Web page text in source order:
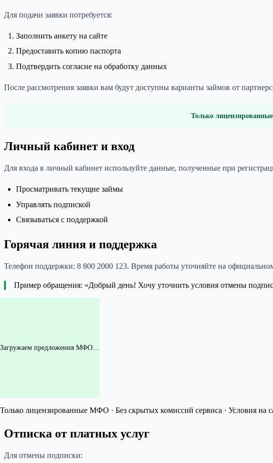
Для подачи заявки потребуется:
Заполнить анкету на сайте
Предоставить копию паспорта
Подтвердить согласие на обработку данных
После рассмотрения заявки вам будут доступны варианты займов от
Только
Личный кабинет и вход
Для входа в личный кабинет используйте данные, полученные при
Просматривать текущие займы
Управлять подпиской
Связываться с поддержкой
Горячая линия и поддержка
Телефон поддержки: 8 800 2000 123. Время работы уточняйте на
Пример обращения: «Добрый день! Хочу уточнить условия отмены
Загружаем предложения МФО…
Только лицензированные МФО · Без скрытых комиссий сервиса · Условия на
Отписка от платных услуг
Для отмены подписки: